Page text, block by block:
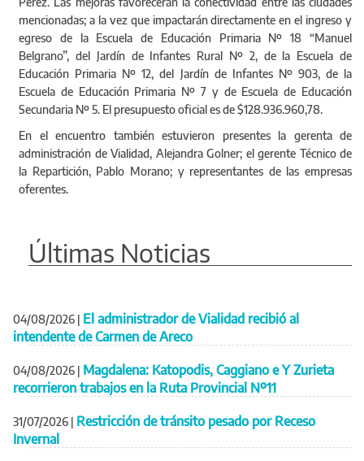
mencionadas; a la vez que impactarán directamente en el ingreso y
egreso de la Escuela de Educación Primaria Nº 18 “Manuel
Belgrano”, del Jardín de Infantes Rural Nº 2, de la Escuela de
Educación Primaria Nº 12, del Jardín de Infantes Nº 903, de la
Escuela de Educación Primaria Nº 7 y de Escuela de Educación
Secundaria Nº 5. El presupuesto oficial es de $128.936.960,78.
En el encuentro también estuvieron presentes la gerenta de
administración de Vialidad, Alejandra Golner; el gerente Técnico de
la Repartición, Pablo Morano; y representantes de las empresas
oferentes.
Últimas Noticias
04/08/2026
El administrador de Vialidad recibió al
intendente de Carmen de Areco
04/08/2026
Magdalena: Katopodis, Caggiano e Y Zurieta
recorrieron trabajos en la Ruta Provincial Nº11
31/07/2026
Restricción de tránsito pesado por Receso
Invernal